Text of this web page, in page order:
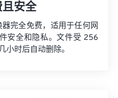
安全
完全免费，适用于任何网
安全和隐私。文件受 256
小时后自动删除。